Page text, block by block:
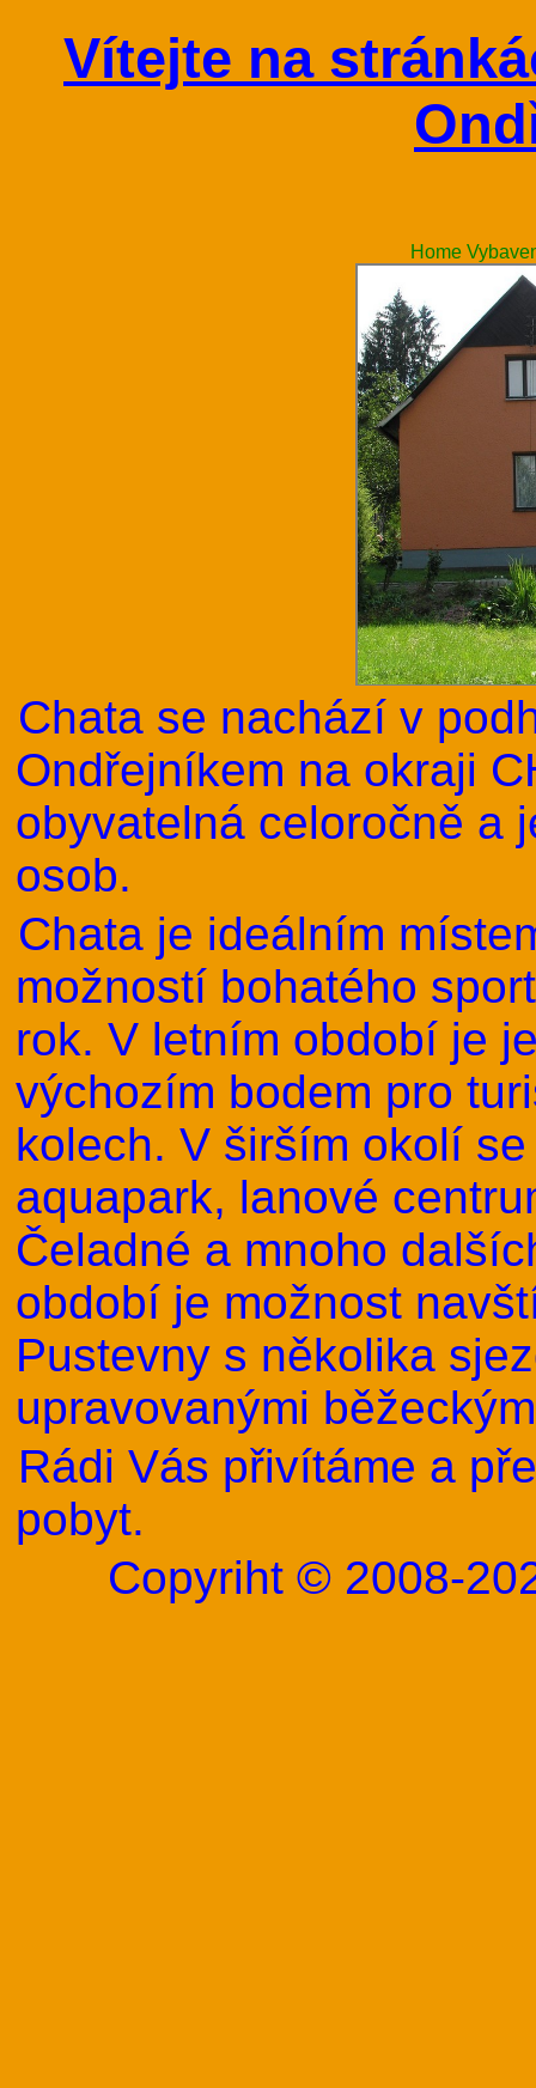
Vítejte na
Home
Chata se nachází v
Ondřejníkem na okraji
obyvatelná celoročně a
osob.
Chata je ideálním
možností bohatého
rok. V letním období je
výchozím bodem pro
kolech. V širším okolí
aquapark, lanové
Čeladné a mnoho
období je možnost
Pustevny s několika
upravovanými
Rádi Vás přivítáme a
pobyt.
Copyriht © 2008-